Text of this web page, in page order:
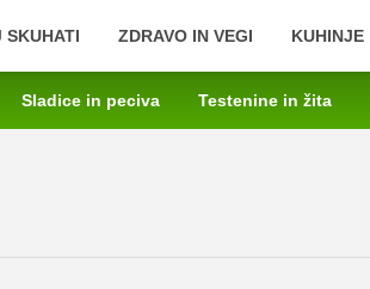
SKUHATI ZDRAVO IN VEGI KUHINJE
Sladice in peciva Testenine in žita